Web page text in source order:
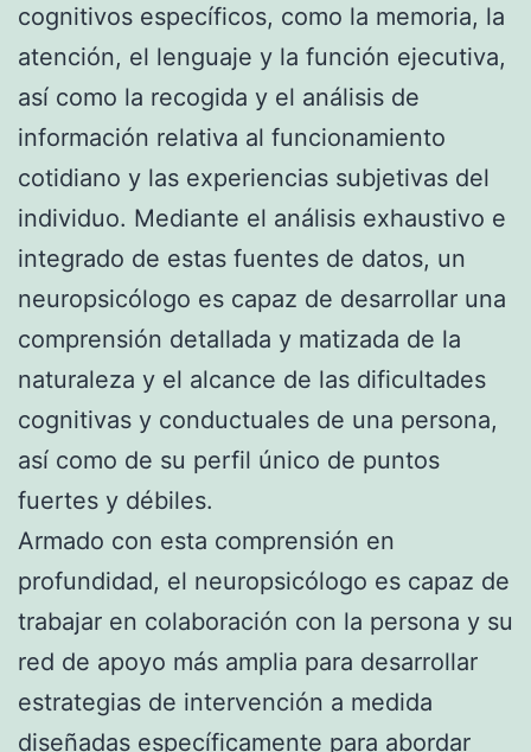
cognitivos específicos, como la memoria, la
atención, el lenguaje y la función ejecutiva,
así como la recogida y el análisis de
información relativa al funcionamiento
cotidiano y las experiencias subjetivas del
individuo. Mediante el análisis exhaustivo e
integrado de estas fuentes de datos, un
neuropsicólogo es capaz de desarrollar una
comprensión detallada y matizada de la
naturaleza y el alcance de las dificultades
cognitivas y conductuales de una persona,
así como de su perfil único de puntos
fuertes y débiles.
Armado con esta comprensión en
profundidad, el neuropsicólogo es capaz de
trabajar en colaboración con la persona y su
red de apoyo más amplia para desarrollar
estrategias de intervención a medida
diseñadas específicamente para abordar